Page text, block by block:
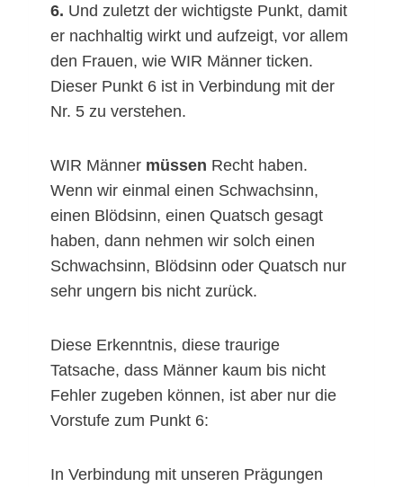
6. Und zuletzt der wichtigste Punkt, damit
er nachhaltig wirkt und aufzeigt, vor allem
den Frauen, wie WIR Männer ticken.
Dieser Punkt 6 ist in Verbindung mit der
Nr. 5 zu verstehen.
WIR Männer müssen Recht haben.
Wenn wir einmal einen Schwachsinn,
einen Blödsinn, einen Quatsch gesagt
haben, dann nehmen wir solch einen
Schwachsinn, Blödsinn oder Quatsch nur
sehr ungern bis nicht zurück.
Diese Erkenntnis, diese traurige
Tatsache, dass Männer kaum bis nicht
Fehler zugeben können, ist aber nur die
Vorstufe zum Punkt 6:
In Verbindung mit unseren Prägungen